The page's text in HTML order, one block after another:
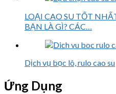
LOẠI CAO SU TỐT
BẠN LÀ GÌ? CÁC…
Dịch vụ bọc lô, rulo cao su
Ứng Dụng